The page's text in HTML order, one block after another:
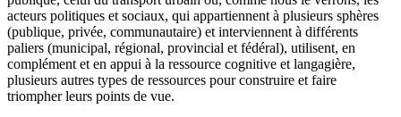
acteurs politiques et sociaux, qui appartiennent à plusieurs sphères
(publique, privée, communautaire) et interviennent à différents
paliers (municipal, régional, provincial et fédéral), utilisent, en
complément et en appui à la ressource cognitive et langagière,
plusieurs autres types de ressources pour construire et faire
triompher leurs points de vue.